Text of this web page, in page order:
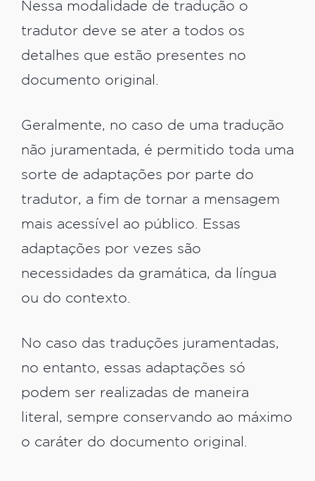
Nessa modalidade de tradução o
tradutor deve se ater a todos os
detalhes que estão presentes no
documento original.
Geralmente, no caso de uma tradução
não juramentada, é permitido toda uma
sorte de adaptações por parte do
tradutor, a fim de tornar a mensagem
mais acessível ao público. Essas
adaptações por vezes são
necessidades da gramática, da língua
ou do contexto.
No caso das traduções juramentadas,
no entanto, essas adaptações só
podem ser realizadas de maneira
literal, sempre conservando ao máximo
o caráter do documento original.